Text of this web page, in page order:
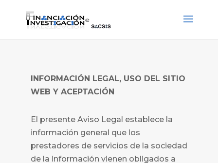
INFORMACIÓN LEGAL, USO DEL SITIO
WEB Y ACEPTACIÓN
El presente Aviso Legal establece la
información general que los
prestadores de servicios de la sociedad
de la información vienen obligados a